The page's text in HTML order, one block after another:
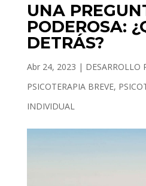
UNA
PODEROSA:
DETRÁS?
Abr 24, 2023 | DESARROLLO
PSICOTERAPIA BREVE,
INDIVIDUAL